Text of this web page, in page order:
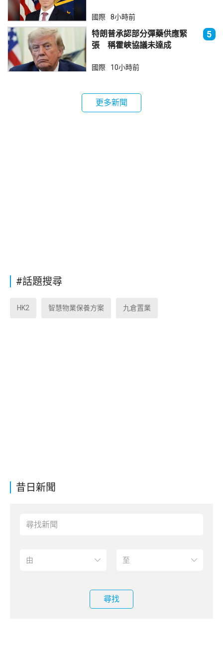
昔日新聞
尋找
國際 8小時前
特朗普承認部分彈藥供應緊
張 稱霍峽協議未達成
5
國際 10小時前
更多新聞
#話題搜尋
HK2 智慧物業保養方案 九倉置業